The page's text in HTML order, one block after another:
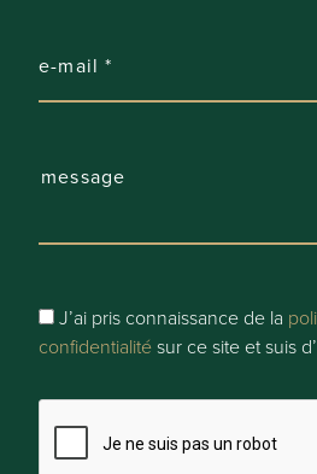
Comfort
oui
Gare:
oui - 1500 m à 2000 m
oui - 1500 m à 2000 m
J’ai pris connaissance de la
confidentialitésur ce site et suis